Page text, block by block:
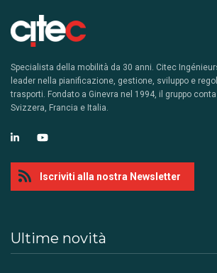
Specialista della mobilità da 30 anni. Citec
leader nella pianificazione, gestione, sviluppo e
trasporti. Fondato a Ginevra nel 1994, il gruppo
Svizzera, Francia e Italia.
Iscriviti alla nostra Newsletter
Ultime novità